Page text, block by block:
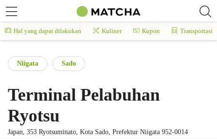
Hal yang dapat dilakukan Kuliner Kupon Transportasi
Niigata Sado
Terminal Pelabuhan
Ryotsu
Japan, 353 Ryotsuminato, Kota Sado, Prefektur Niigata 952-0014